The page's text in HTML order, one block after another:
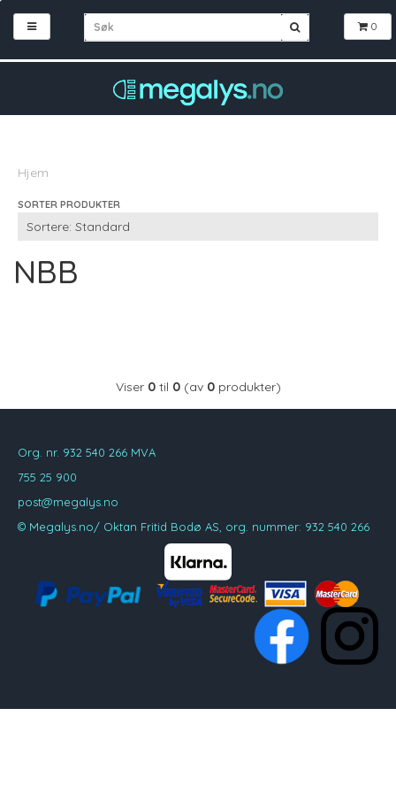
0
Hjem
SORTER PRODUKTER
NBB
Viser 0til 0(av 0produkter)
Org. nr. 932 540 266 MVA
755 25 900
post@megalys.no
© Megalys.no/ Oktan Fritid Bodø AS, org. nummer: 932 540 266